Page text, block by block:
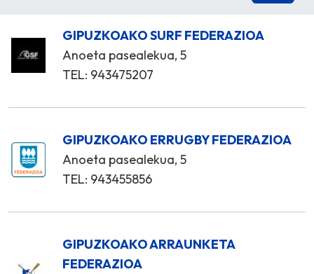
GIPUZKOAKO SURF FEDERAZIOA
Anoeta pasealekua, 5
TEL: 943475207
GIPUZKOAKO ERRUGBY FEDERAZIOA
Anoeta pasealekua, 5
TEL: 943455856
GIPUZKOAKO ARRAUNKETA
FEDERAZIOA